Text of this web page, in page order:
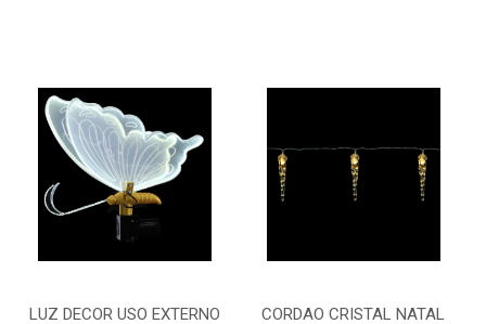
LUZ DECOR USO EXTERNO
CORDAO CRISTAL NATAL